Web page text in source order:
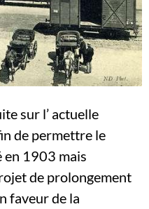
sur l’ actuelle
de permettre le
en 1903 mais
de prolongement
faveur de la